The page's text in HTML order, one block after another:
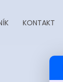
KONTAKT